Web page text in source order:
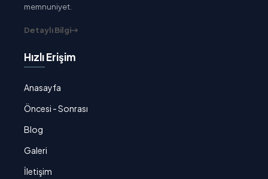
memnuniyet.
Detaylı Bilgi
Hızlı Erişim
Anasayfa
Öncesi - Sonrası
Blog
Galeri
İletişim